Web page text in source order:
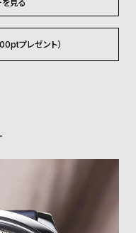
見る
プレゼント）